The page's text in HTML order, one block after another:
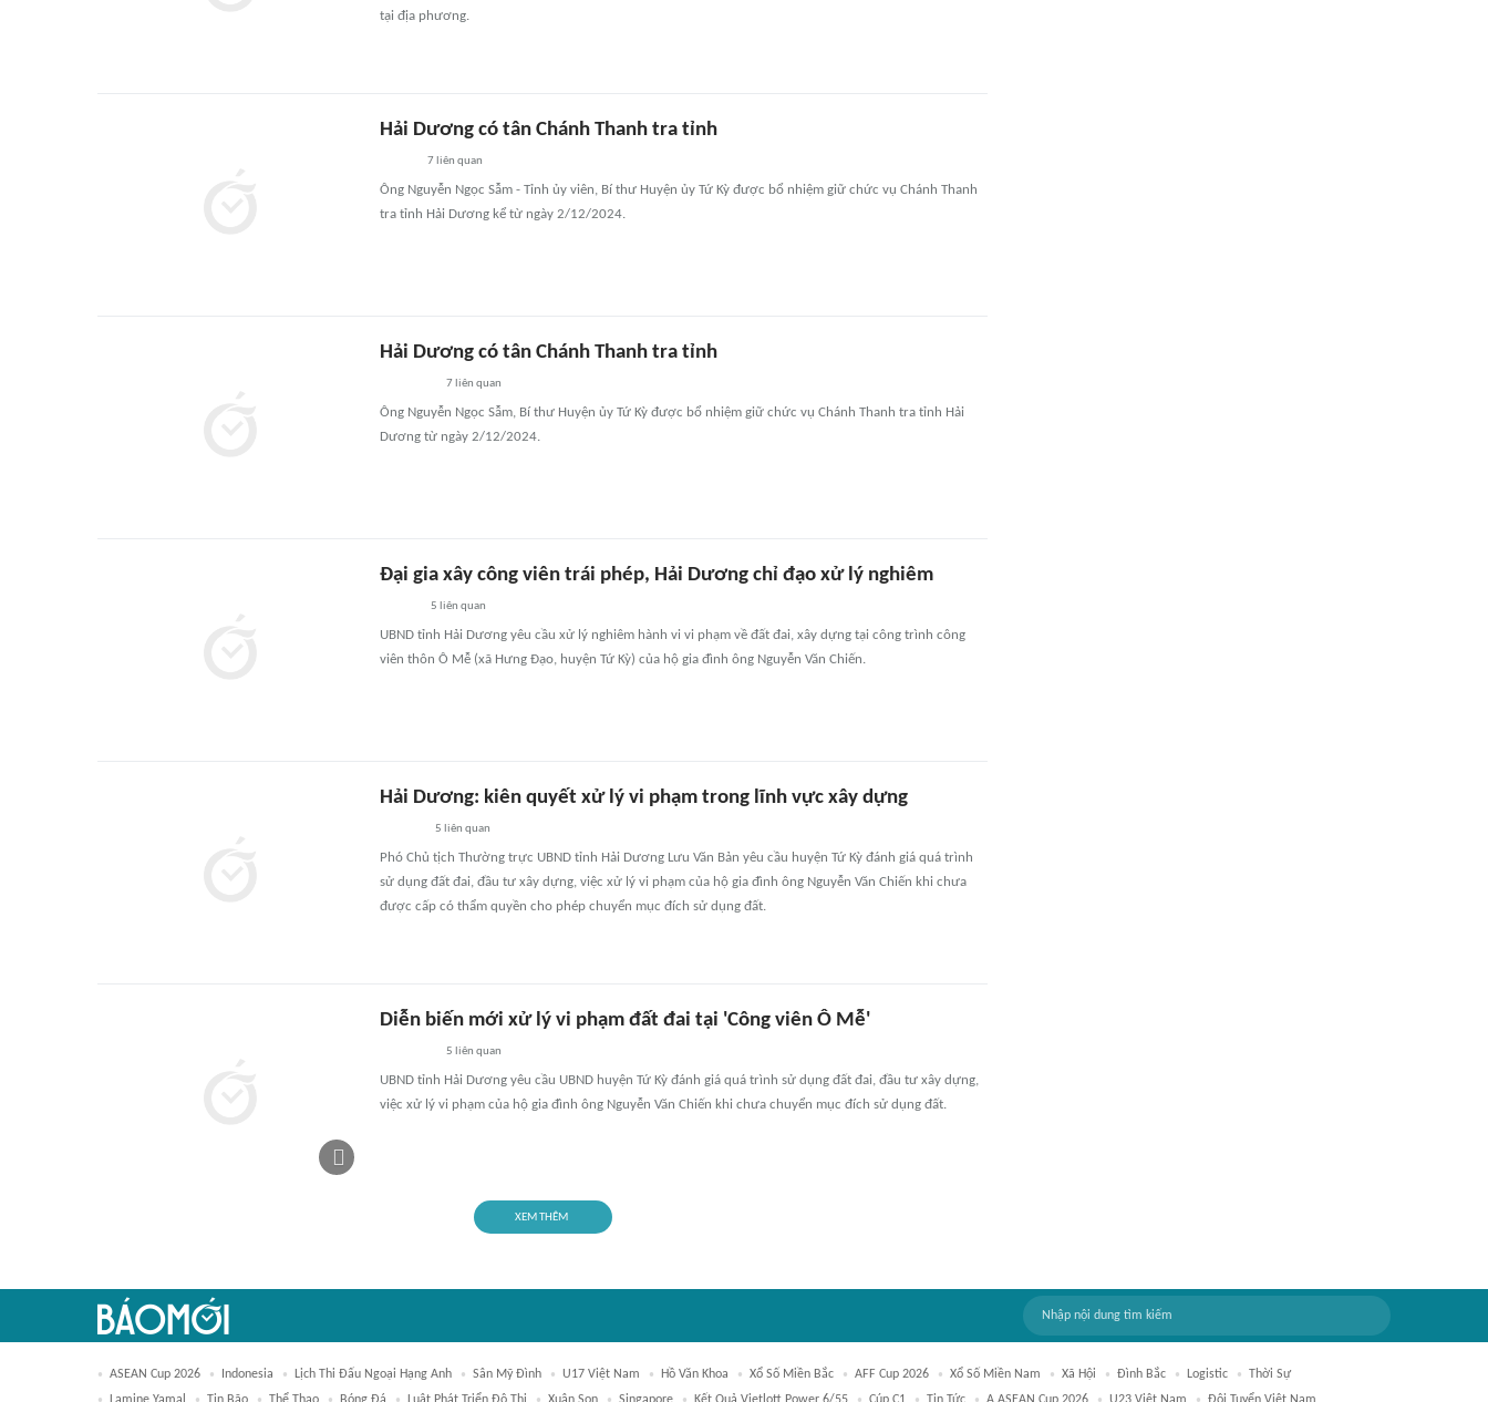
tại địa phương.
Hải Dương có tân Chánh Thanh tra tỉnh
7liên quan
Ông Nguyễn Ngọc Sẫm - Tỉnh ủy viên, Bí thư Huyện ủy Tứ Kỳ được bổ nhiệm giữ chức vụ Chánh Thanh
tra tỉnh Hải Dương kể từ ngày 2/12/2024.
Hải Dương có tân Chánh Thanh tra tỉnh
7 liên quan
Ông Nguyễn Ngọc Sẫm, Bí thư Huyện ủy Tứ Kỳ được bổ nhiệm giữ chức vụ Chánh Thanh tra tỉnh Hải
Dương từ ngày 2/12/2024.
Đại gia xây công viên trái phép, Hải Dương chỉ đạo xử lý nghiêm
5 liên quan
UBND tỉnh Hải Dương yêu cầu xử lý nghiêm hành vi vi phạm về đất đai, xây dựng tại công trình công
viên thôn Ô Mễ (xã Hưng Đạo, huyện Tứ Kỳ) của hộ gia đình ông Nguyễn Văn Chiến.
Hải Dương: kiên quyết xử lý vi phạm trong lĩnh vực xây dựng
5 liên quan
Phó Chủ tịch Thường trực UBND tỉnh Hải Dương Lưu Văn Bản yêu cầu huyện Tứ Kỳ đánh giá quá trình
sử dụng đất đai, đầu tư xây dựng, việc xử lý vi phạm của hộ gia đình ông Nguyễn Văn Chiến khi chưa
được cấp có thẩm quyền cho phép chuyển mục đích sử dụng đất.
Diễn biến mới xử lý vi phạm đất đai tại 'Công viên Ô Mễ'
5 liên quan
UBND tỉnh Hải Dương yêu cầu UBND huyện Tứ Kỳ đánh giá quá trình sử dụng đất đai, đầu tư xây dựng,
việc xử lý vi phạm của hộ gia đình ông Nguyễn Văn Chiến khi chưa chuyển mục đích sử dụng đất.
XEM THÊM
ASEAN Cup 2026 Indonesia Lịch Thi Đấu Ngoại Hạng Anh Sân Mỹ Đình U17 Việt Nam Hồ Văn Khoa Xổ Số Miền Bắc AFF Cup 2026 Xổ Số Miền Nam Xã Hội Đình Bắc Logistic
Thời Sự